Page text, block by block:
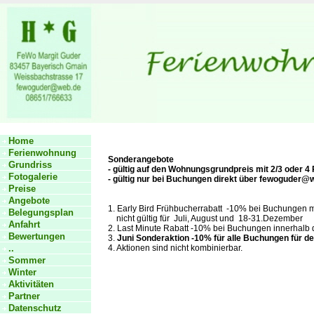
Home
Ferienwohnung
Grundriss
Fotogalerie
Preise
Angebote
Belegungsplan
Anfahrt
Bewertungen
..
Sommer
Winter
Aktivitäten
Partner
Datenschutz
Sonderangebote
- gültig auf den Wohnungsgrundpreis mit 2/3 oder 4
- gültig nur bei Buchungen direkt über
1. Early Bird Frühbucherrabatt -10% bei Buchungen
nicht gültig für Juli, August und 18-31.Dezember
2. Last Minute Rabatt -10% bei Buchungen innerhalb
3. Juni Sonderaktion -10% für alle Buchungen für
4. Aktionen sind nicht kombinierbar.